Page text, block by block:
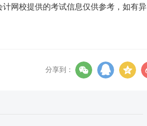
网校提供的考试信息仅供参考，如有异
分享到：